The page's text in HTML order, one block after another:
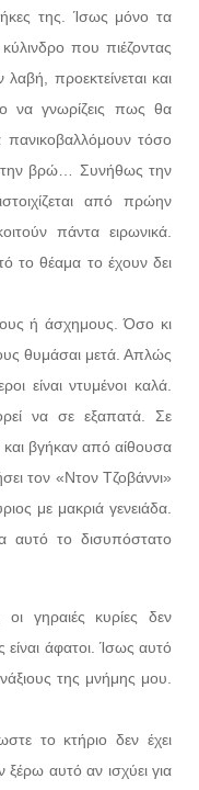
της. Ίσως μόνο τα
που πιέζοντας
προεκτείνεται και
να γνωρίζεις πως θα
πανικοβαλλόμουν τόσο
την βρώ… Συνήθως την
από πρώην
πάντα ειρωνικά.
το θέαμα το έχουν δει
ή άσχημους. Όσο κι
θυμάσαι μετά. Απλώς
είναι ντυμένοι καλά.
να σε εξαπατά. Σε
και βγήκαν από αίθουσα
τον «Ντον Τζοβάννι»
με μακριά γενειάδα.
αυτό το δισυπόστατο
γηραιές κυρίες δεν
άφατοι. Ίσως αυτό
της μνήμης μου.
το κτήριο δεν έχει
αυτό αν ισχύει για